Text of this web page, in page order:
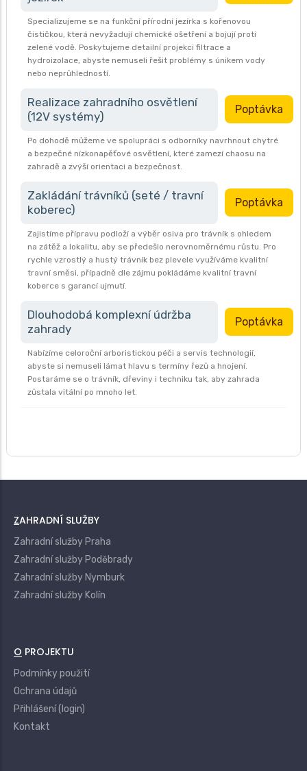
Specializujeme se na funkční přírodní jezírka s kořenovou
čističkou, která nevyžadují chemické ošetření a bojují proti
zelené vodě. Poskytujeme detailní projekci filtrace a
hydroizolace, abyste nemuseli řešit problémy s únikem vody
nebo neprůhledností.
Realizace zahradního osvětlení
(12V systémy)
Poptávka
Po dohodě můžeme ve spolupráci s odborníky navrhnout chytré
a bezpečné nízkonapěťové osvětlení, které zamezí chaosu na
zahradě a zvýší orientaci a bezpečnost.
Zakládání trávníků (seté / travní
koberec)
Poptávka
Zajistíme přípravu podloží a výběr osiva pro trávník s ohledem
na zátěž a lokalitu, aby se předešlo nerovnoměrnému růstu. Pro
rychle vzrostlý a hustý trávník bez plevele využíváme kvalitní
travní směsi, případně dle zájmu pokládáme kvalitní travní
koberce s garancí ujmutí.
Dlouhodobá komplexní údržba
zahrady
Poptávka
Nabízíme celoroční arboristickou péči a servis technologií,
abyste si nemuseli lámat hlavu s termíny řezů a hnojení.
Postaráme se o trávník, dřeviny i techniku tak, aby zahrada
zůstala vitální po mnoho let.
ZAHRADNÍ SLUŽBY
Zahradní služby Praha
Zahradní služby Poděbrady
Zahradní služby Nymburk
Zahradní služby Kolín
O PROJEKTU
Podmínky použití
Ochrana údajů
Přihlášení (login)
Kontakt